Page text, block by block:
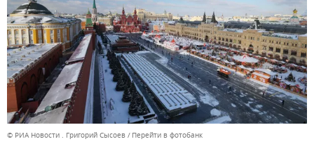
© РИА Новости . Григорий Сысоев Перейти в фотобанк